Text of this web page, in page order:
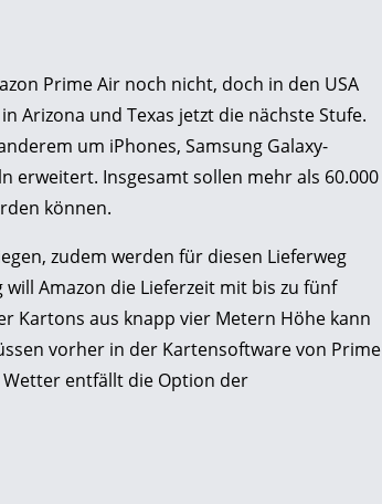
Prime Air noch nicht, doch in den USA
Arizona und Texas jetzt die nächste Stufe.
um iPhones, Samsung Galaxy-
erweitert. Insgesamt sollen mehr als 60.000
können.
zudem werden für diesen Lieferweg
Amazon die Lieferzeit mit bis zu fünf
Kartons aus knapp vier Metern Höhe kann
vorher in der Kartensoftware von Prime
entfällt die Option der